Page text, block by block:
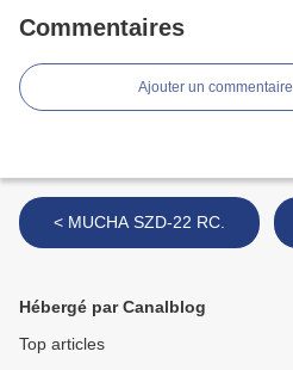
Commentaires
Ajouter un commentaire
< MUCHA SZD-22 RC.
Hébergé par Canalblog
Top articles